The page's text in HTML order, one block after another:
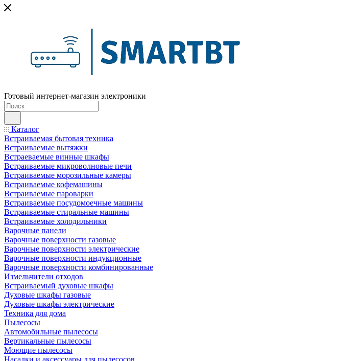
Готовый интернет-магазин электроники
Каталог
Встраиваемая бытовая техника
Встраиваемые вытяжки
Встраеваемые винные шкафы
Встраиваемые микроволновые печи
Встраиваемые морозильные камеры
Встраиваемые кофемашины
Встраиваемые пароварки
Встраиваемые посудомоечные машины
Встраиваемые стиральные машины
Встраиваемые холодильники
Варочные панели
Варочные поверхности газовые
Варочные поверхности электрические
Варочные поверхности индукционные
Варочные поверхности комбинированные
Измельчители отходов
Встраиваемый духовые шкафы
Духовые шкафы газовые
Духовые шкафы электрические
Техника для дома
Пылесосы
Автомобильные пылесосы
Вертикальные пылесосы
Моющие пылесосы
Насадки и аксессуары для пылесосов